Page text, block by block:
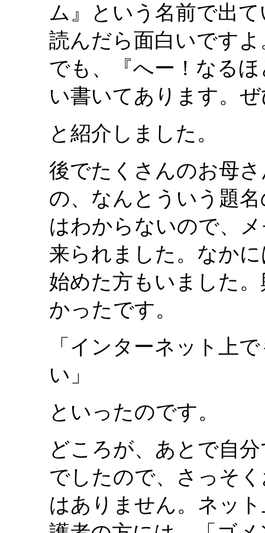
ム』という名前で出
読んだら面白いです
でも、『へー！なる
い書いてあります。
と紹介しました。
後でたくさんのお母
の、なんとういう題
はわからないので、
来られました。なか
始めた方もいました
かったです。
「インターネット上
い」
といったのです。
どころが、あとで自
でしたので、さっそ
はありません。ネッ